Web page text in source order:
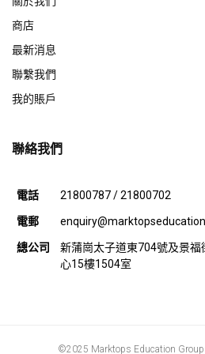
商店
最新消息
聯繫我們
我的賬戶
聯絡我們
電話 21800787 / 21800702
電郵
總公司
新蒲崗太子道東704號及景
心15樓1504室
©2025 Marktops Education Group